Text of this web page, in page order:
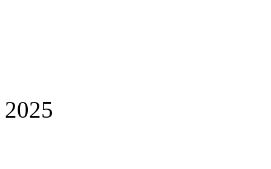
2025